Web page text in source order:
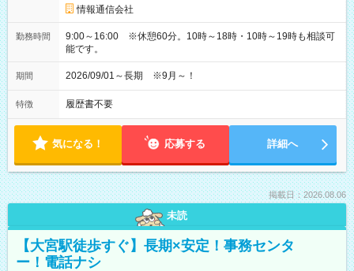
情報通信会社
勤務時間
9:00～16:00 ※休憩60分。10時～18時・10時～19時も相談可
能です。
期間 2026/09/01～長期 ※9月～！
特徴 履歴書不要
気になる！ 応募する 詳細へ
掲載日：2026.08.06
未読
【大宮駅徒歩すぐ】長期×安定！事務センタ
ー！電話ナシ